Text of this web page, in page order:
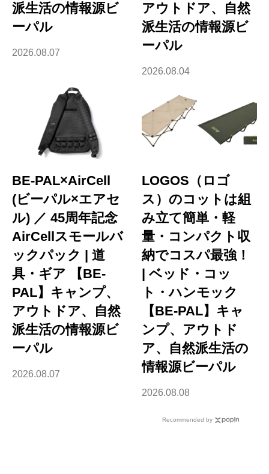
派生活の情報源ビ
ーパル
2026.08.07
アウトドア、自然
派生活の情報源ビ
ーパル
2026.08.04
BE-PAL×AirCell
(ビーパル×エアセ
ル) ／ 45周年記念
AirCellスモールバ
ックパック | 道
具・ギア 【BE-
PAL】キャンプ、
アウトドア、自然
派生活の情報源ビ
ーパル
2026.08.07
LOGOS（ロゴ
ス）のコットは組
み立て簡単・軽
量・コンパクト収
納でコスパ最強！
| ベッド・コッ
ト・ハンモック
【BE-PAL】キャ
ンプ、アウトド
ア、自然派生活の
情報源ビーパル
2026.08.08
Recommended by